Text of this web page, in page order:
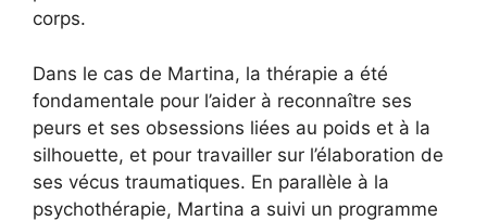
corps.
Dans le cas de Martina, la thérapie a été
fondamentale pour l’aider à reconnaître ses
peurs et ses obsessions liées au poids et à la
silhouette, et pour travailler sur l’élaboration de
ses vécus traumatiques. En parallèle à la
psychothérapie, Martina a suivi un programme